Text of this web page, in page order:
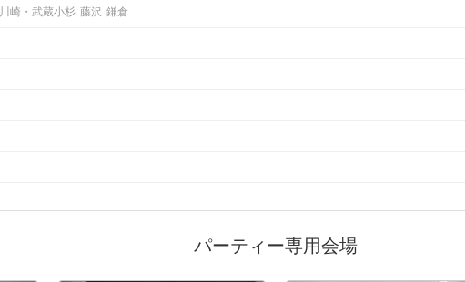
川崎・武蔵小杉 藤沢 鎌倉
パーティー専用会場